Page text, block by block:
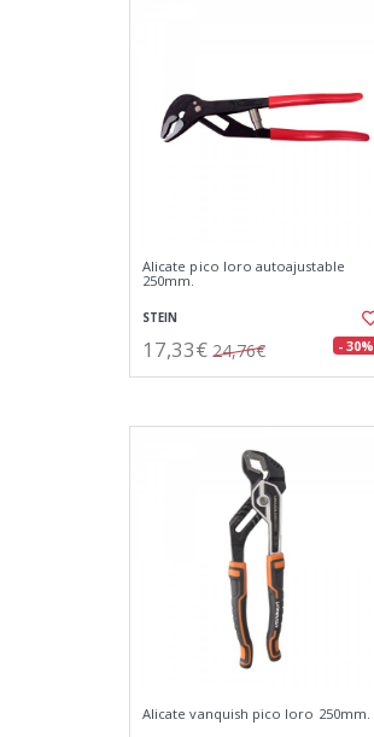
Alicate pico loro autoajustable
250mm.
STEIN
17,33€ 24,76€ - 30%
Alicate vanquish pico loro 250mm.